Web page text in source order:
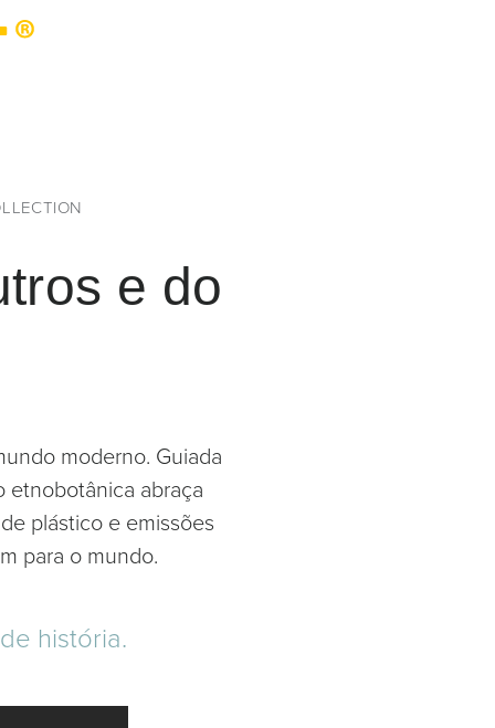
e do
moderno. Guiada
etnobotânica abraça
plástico e emissões
para o mundo.
história.